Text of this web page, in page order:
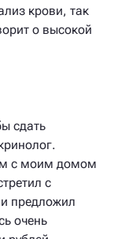
крови, так
о высокой
сдать
с моим домом
с
предложил
очень